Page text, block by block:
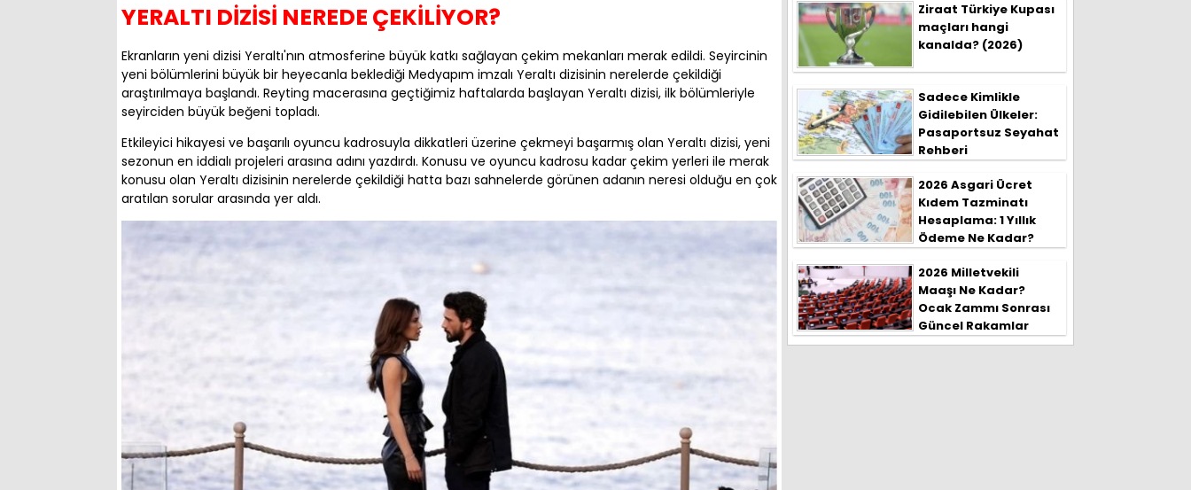
YERALTI DİZİSİ NEREDE ÇEKİLİYOR?
Ekranların yeni dizisi Yeraltı'nın atmosferine büyük katkı sağlayan çekim mekanları merak edildi. Seyircinin
yeni bölümlerini büyük bir heyecanla beklediği Medyapım imzalı Yeraltı dizisinin nerelerde çekildiği
araştırılmaya başlandı. Reyting macerasına geçtiğimiz haftalarda başlayan Yeraltı dizisi, ilk bölümleriyle
seyirciden büyük beğeni topladı.
Etkileyici hikayesi ve başarılı oyuncu kadrosuyla dikkatleri üzerine çekmeyi başarmış olan Yeraltı dizisi, yeni
sezonun en iddialı projeleri arasına adını yazdırdı. Konusu ve oyuncu kadrosu kadar çekim yerleri ile merak
konusu olan Yeraltı dizisinin nerelerde çekildiği hatta bazı sahnelerde görünen adanın neresi olduğu en çok
aratılan sorular arasında yer aldı.
Ziraat Türkiye Kupası
maçları hangi
kanalda? (2026)
Sadece Kimlikle
Gidilebilen Ülkeler:
Pasaportsuz Seyahat
Rehberi
2026 Asgari Ücret
Kıdem Tazminatı
Hesaplama: 1 Yıllık
Ödeme Ne Kadar?
2026 Milletvekili
Maaşı Ne Kadar?
Ocak Zammı Sonrası
Güncel Rakamlar